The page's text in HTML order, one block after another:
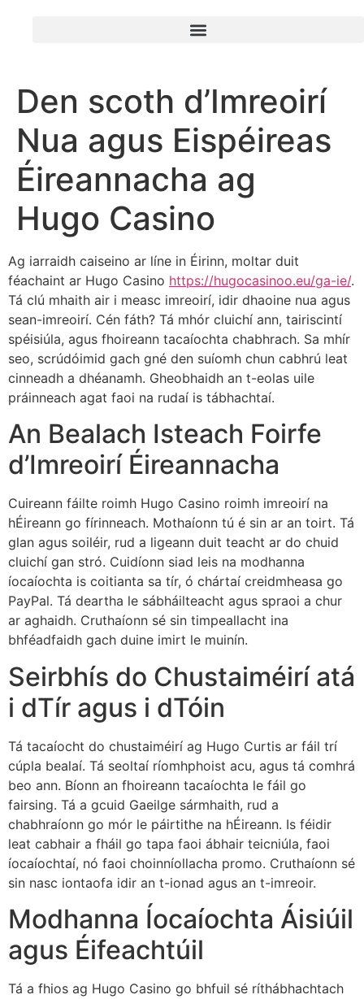
Den scoth d’Imreoirí
Nua agus Eispéireas
Éireannacha ag
Hugo Casino
Ag iarraidh caiseino ar líne in Éirinn, moltar duit
féachaint ar Hugo Casino https://hugocasinoo.eu/ga-ie/.
Tá clú mhaith air i measc imreoirí, idir dhaoine nua agus
sean-imreoirí. Cén fáth? Tá mhór cluichí ann, tairiscintí
spéisiúla, agus fhoireann tacaíochta chabhrach. Sa mhír
seo, scrúdóimid gach gné den suíomh chun cabhrú leat
cinneadh a dhéanamh. Gheobhaidh an t-eolas uile
práinneach agat faoi na rudaí is tábhachtaí.
An Bealach Isteach Foirfe
d’Imreoirí Éireannacha
Cuireann fáilte roimh Hugo Casino roimh imreoirí na
hÉireann go fírinneach. Mothaíonn tú é sin ar an toirt. Tá
glan agus soiléir, rud a ligeann duit teacht ar do chuid
cluichí gan stró. Cuidíonn siad leis na modhanna
íocaíochta is coitianta sa tír, ó chártaí creidmheasa go
PayPal. Tá deartha le sábháilteacht agus spraoi a chur
ar aghaidh. Cruthaíonn sé sin timpeallacht ina
bhféadfaidh gach duine imirt le muinín.
Seirbhís do Chustaiméirí atá
i dTír agus i dTóin
Tá tacaíocht do chustaiméirí ag Hugo Curtis ar fáil trí
cúpla bealaí. Tá seoltaí ríomhphoist acu, agus tá comhrá
beo ann. Bíonn an fhoireann tacaíochta le fáil go
fairsing. Tá a gcuid Gaeilge sármhaith, rud a
chabhraíonn go mór le páirtithe na hÉireann. Is féidir
leat cabhair a fháil go tapa faoi ábhair teicniúla, faoi
íocaíochtaí, nó faoi choinníollacha promo. Cruthaíonn sé
sin nasc iontaofa idir an t-ionad agus an t-imreoir.
Modhanna Íocaíochta Áisiúil
agus Éifeachtúil
Tá a fhios ag Hugo Casino go bhfuil sé ríthábhachtach